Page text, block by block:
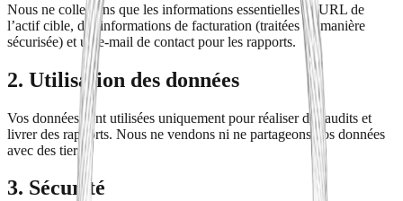
Nous ne collectons que les informations essentielles : l’URL de
l’actif cible, des informations de facturation (traitées de manière
sécurisée) et un e‑mail de contact pour les rapports.
2. Utilisation des données
Vos données sont utilisées uniquement pour réaliser des audits et
livrer des rapports. Nous ne vendons ni ne partageons vos données
avec des tiers.
3. Sécurité